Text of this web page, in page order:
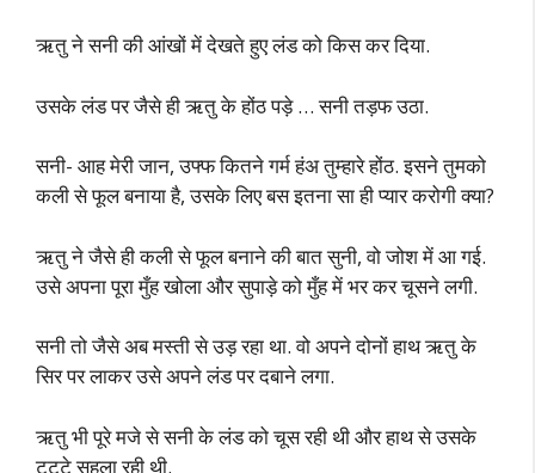
ऋतु ने सनी की आंखों में देखते हुए लंड को किस कर दिया.
उसके लंड पर जैसे ही ऋतु के होंठ पड़े … सनी तड़फ उठा.
सनी- आह मेरी जान, उफ्फ कितने गर्म हंअ तुम्हारे होंठ. इसने तुमको
कली से फूल बनाया है, उसके लिए बस इतना सा ही प्यार करोगी क्या?
ऋतु ने जैसे ही कली से फूल बनाने की बात सुनी, वो जोश में आ गई.
उसे अपना पूरा मुँह खोला और सुपाड़े को मुँह में भर कर चूसने लगी.
सनी तो जैसे अब मस्ती से उड़ रहा था. वो अपने दोनों हाथ ऋतु के
सिर पर लाकर उसे अपने लंड पर दबाने लगा.
ऋतु भी पूरे मजे से सनी के लंड को चूस रही थी और हाथ से उसके
टट्टे सहला रही थी.